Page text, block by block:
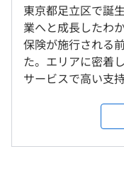
就業場所の変更範囲
＜雇入時＞
東京本社、および自宅
＜変更範囲＞
9：00～18：00
※就労時間の相談可
休憩時間：60分 ※昼
主性に任せています
平均残業時間：平均
東京都足立区で誕
業へと成長したわ
保険が施行される
た。エリアに密着
サービスで高い支持を受
れた家で暮らすこ
そ、私たちは在宅
1999年の創業以来